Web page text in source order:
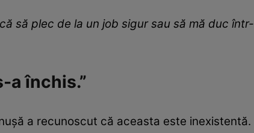
să plec de la un job sigur sau să mă duc într-
a închis.”
a recunoscut că aceasta este inexistentă.